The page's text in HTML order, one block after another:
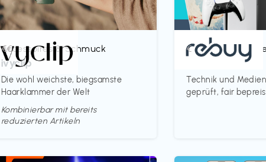
Accessoires & Schmuck
ivyclip
Die wohl weichste, biegsamste
Haarklammer der Welt
€€‎
Kombinierbar mit bereits
reduzierten Artikeln
Bücher,
Technik und
geprüft, fair
€‎